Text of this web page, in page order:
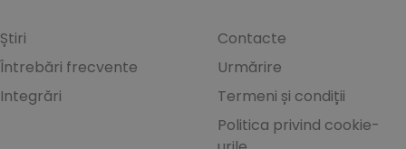
Știri
Întrebări frecvente
Integrări
Contacte
Urmărire
Termeni și condiții
Politica privind cookie-